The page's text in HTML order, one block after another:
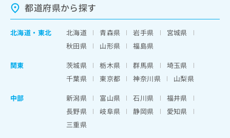
都道府県から探す
北海道 ・ 東北 北海道 青森県 岩手県
宮城県
秋田県
山形県
福島県
関東
茨城県 栃木県 群馬県
埼玉県
千葉県
東京都 神奈川県
山梨県
中部
新潟県 富山県 石川県
福井県
長野県
岐阜県 静岡県
愛知県
三重県